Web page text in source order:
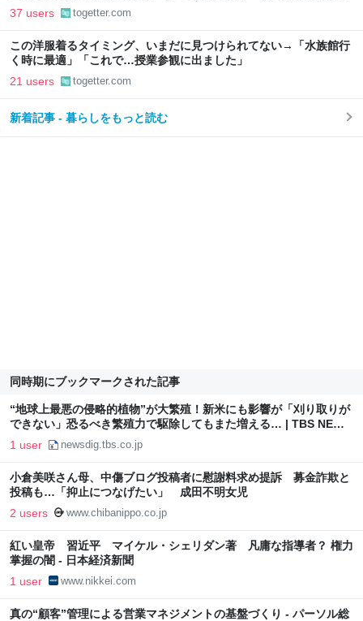
だ」となった→数々のアドバイスが寄せられる
37 users togetter.com
この洋服着るタイミング、いまだに見つけられてない→「水族館行
く時に最適」「これで…授業参観に出ました」
21 users togetter.com
新着記事 - 暮らしをもっと読む
同時期にブックマークされた記事
“地球上最悪の侵略的植物”が大繁殖！新米にも影響が「刈り取りが
できない」恐るべき繁殖力で駆除してもまた増える… | TBS NEWS
DIG
1 user newsdig.tbs.co.jp
小倉美咲さん母、中傷ブログ投稿者に慰謝料求め提訴 募金詐欺と
投稿も…「抑止につなげたい」 成田不明女児
2 users www.chibanippo.co.jp
紅い皇帝 習近平 マイケル・シェリダン著 凡庸な指導者？ 権力
掌握の闇 - 日本経済新聞
1 user www.nikkei.com
真の“顧客”管理による営業マネジメントの基盤づくり - パーソル総